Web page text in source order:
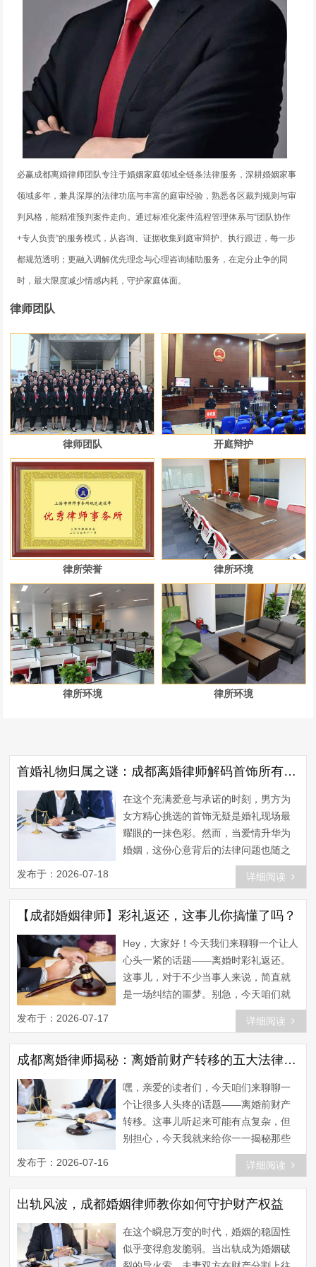
必赢成都离婚律师团队专注于婚姻家庭领域全链条法律服务，深耕婚姻家事
领域多年，兼具深厚的法律功底与丰富的庭审经验，熟悉各区裁判规则与审
判风格，能精准预判案件走向。通过标准化案件流程管理体系与“团队协作
+专人负责”的服务模式，从咨询、证据收集到庭审辩护、执行跟进，每一步
都规范透明；更融入调解优先理念与心理咨询辅助服务，在定分止争的同
时，最大限度减少情感内耗，守护家庭体面。
律师团队
律师团队 开庭辩护
律所荣誉 律所环境
律所环境 律所环境
首婚礼物归属之谜：成都离婚律师解码首饰所有权归属
在这个充满爱意与承诺的时刻，男方为
女方精心挑选的首饰无疑是婚礼现场最
耀眼的一抹色彩。然而，当爱情升华为
婚姻，这份心意背后的法律问题也随之
而来。首饰，这个看似简单的礼物，背
后隐藏着怎样的法律奥秘？今天，我们
就来聊聊这个让人好奇又困惑的话题。
首饰的归属：是男方的赠与，还是女方
姻中的财产归属并非一成不变。根据我
国《婚姻法》的规定，夫妻在婚姻关系
存续期间所得的财产，除...
发布于：2026-07-18 详细阅读
【成都婚姻律师】彩礼返还，这事儿你搞懂了吗？
Hey，大家好！今天我们来聊聊一个让人
心头一紧的话题——离婚时彩礼返还。
这事儿，对于不少当事人来说，简直就
是一场纠结的噩梦。别急，今天咱们就
来一探究竟，搞明白这其中的门道。 首
先，咱们得明白啥叫彩礼。彩礼，顾名
思义，就是男方为了娶媳妇儿，给女方
家里的一笔钱。在中国传统观念里，彩
是，当婚姻走到尽头，这笔彩礼能不能
返还呢？这就涉及到法律问题了。 咱们
先来看看法律规定。根...
发布于：2026-07-17 详细阅读
成都离婚律师揭秘：离婚前财产转移的五大法律陷阱！
嘿，亲爱的读者们，今天咱们来聊聊一
个让很多人头疼的话题——离婚前财产
转移。这事儿听起来可能有点复杂，但
别担心，今天我就来给你一一揭秘那些
隐藏在成都离婚律师背后的法律陷阱。
首先，咱们得明确一点，离婚前财产转
移可不是什么光彩的事情。它不仅会影
响双方的合法权益，还可能给双方的生
转移究竟有哪些法律后果呢？ 一、财产
转移可能面临撤销 根据我国《婚姻法》
发布于：2026-07-16 详细阅读
出轨风波，成都婚姻律师教你如何守护财产权益
在这个瞬息万变的时代，婚姻的稳固性
似乎变得愈发脆弱。当出轨成为婚姻破